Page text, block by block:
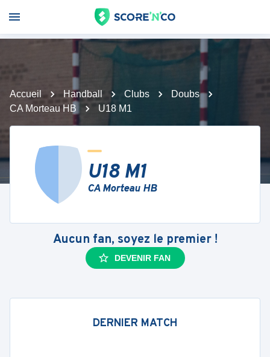
Accueil Handball Clubs
Doubs
CA Morteau HB
U18 M1
U18 M1
CA Morteau HB
Aucun fan, soyez le premier !
DEVENIR FAN
DERNIER MATCH